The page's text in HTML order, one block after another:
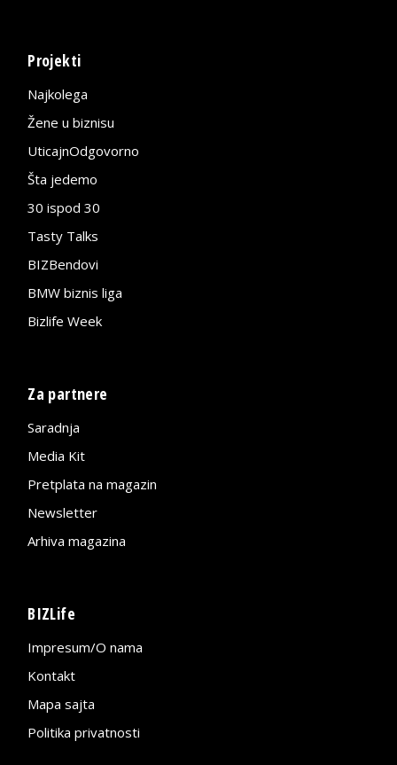
Projekti
Najkolega
Žene u biznisu
UticajnOdgovorno
Šta jedemo
30 ispod 30
Tasty Talks
BIZBendovi
BMW biznis liga
Bizlife Week
Za partnere
Saradnja
Media Kit
Pretplata na magazin
Newsletter
Arhiva magazina
BIZLife
Impresum/O nama
Kontakt
Mapa sajta
Politika privatnosti